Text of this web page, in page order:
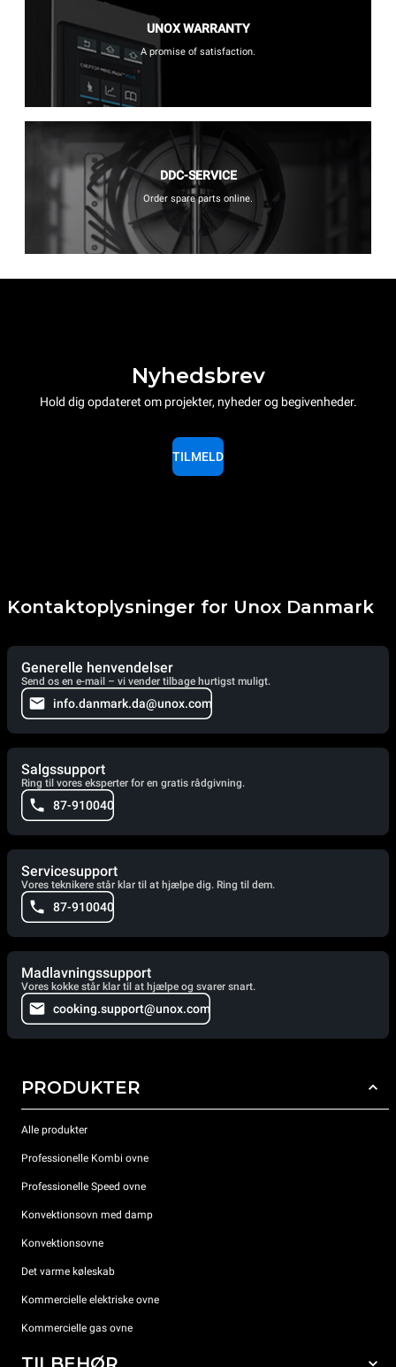
UNOX WARRANTY
A promise of satisfaction.
DDC-SERVICE
Order spare parts online.
Nyhedsbrev
Hold dig opdateret om projekter, nyheder og begivenheder.
TILMELD
Kontaktoplysninger for Unox Danmark
Generelle henvendelser
Send os en e-mail – vi vender tilbage hurtigst muligt.
info.danmark.da@unox.com
Salgssupport
Ring til vores eksperter for en gratis rådgivning.
87-910040
Servicesupport
Vores teknikere står klar til at hjælpe dig. Ring til dem.
87-910040
Madlavningssupport
Vores kokke står klar til at hjælpe og svarer snart.
cooking.support@unox.com
PRODUKTER
Alle produkter
Professionelle Kombi ovne
Professionelle Speed ovne
Konvektionsovn med damp
Konvektionsovne
Det varme køleskab
Kommercielle elektriske ovne
Kommercielle gas ovne